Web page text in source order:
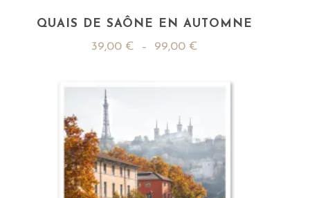
QUAIS DE SAÔNE EN AUTOMNE
39,00 € – 99,00 €